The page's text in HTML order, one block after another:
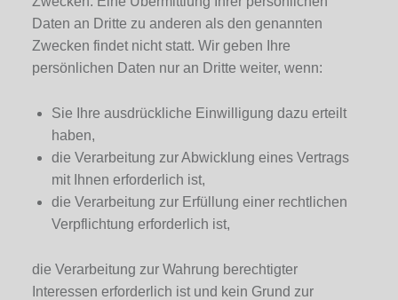
Daten an Dritte zu anderen als den genannten
Zwecken findet nicht statt. Wir geben Ihre
persönlichen Daten nur an Dritte weiter, wenn:
Sie Ihre ausdrückliche Einwilligung dazu erteilt
haben,
die Verarbeitung zur Abwicklung eines Vertrags
mit Ihnen erforderlich ist,
die Verarbeitung zur Erfüllung einer rechtlichen
Verpflichtung erforderlich ist,
die Verarbeitung zur Wahrung berechtigter
Interessen erforderlich ist und kein Grund zur